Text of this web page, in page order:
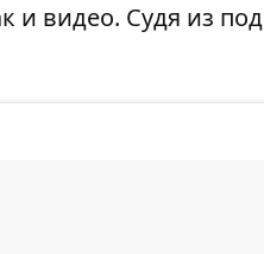
видео. Судя из